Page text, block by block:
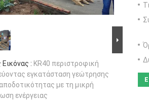
: KR40 περιστροφική
εγκατάσταση γεώτρησης
με τη μικρή
ενέργειας